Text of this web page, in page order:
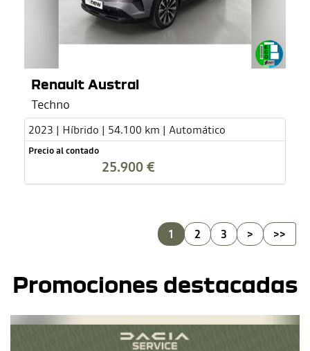
Renault Austral
Techno
2023 | Híbrido | 54.100 km | Automático
Precio al contado
25.900 €
1 2 3 > >>
Promociones destacadas